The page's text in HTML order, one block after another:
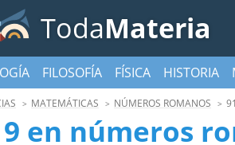
TodaMateria
FILOSOFÍA FÍSICA HISTORIA
MATEMÁTICAS NÚMEROS ROMANOS
en números